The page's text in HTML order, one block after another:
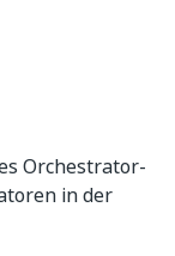
Orchestrator-
in der